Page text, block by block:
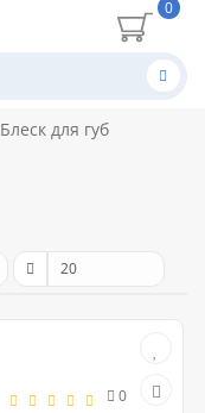
0
Блеск для губ
0